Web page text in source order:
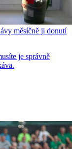
měsíčně ji donutí
je správně